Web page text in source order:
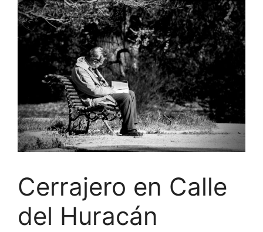
Cerrajero en Calle
del Huracán